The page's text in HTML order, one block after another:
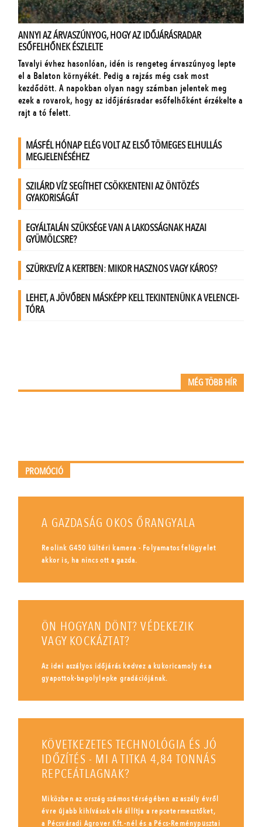
MÉG TÖBB HÍR
PROMÓCIÓ
A GAZDASÁG OKOS ŐRANGYALA
Reolink G450 kültéri kamera - Folyamatos felügyelet
akkor is, ha nincs ott a gazda.
ÖN HOGYAN DÖNT? VÉDEKEZIK
VAGY KOCKÁZTAT?
Az idei aszályos időjárás kedvez a kukoricamoly és a
gyapottok-bagolylepke gradációjának.
KÖVETKEZETES TECHNOLÓGIA ÉS JÓ
IDŐZÍTÉS - MI A TITKA 4,84 TONNÁS
REPCEÁTLAGNAK?
Miközben az ország számos térségében az aszály évről
évre újabb kihívások elé állítja a repcetermesztőket,
a Pécsváradi Agrover Kft.-nél és a Pécs-Reménypusztai